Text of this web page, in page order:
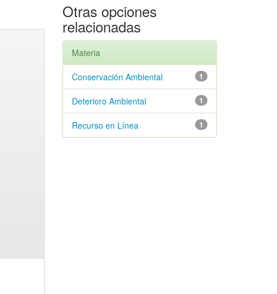
Otras opciones
relacionadas
Materia
1
Conservación Ambiental
1
Deterioro Ambiental
1
Recurso en Línea